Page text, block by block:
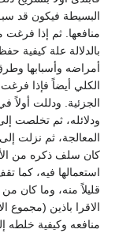
البسيطة فيكون قد
منافعها. ثم إذا
بالدلالة علة كيفية
أمراضه وأسبابها
الكلي أيضاً فإذا
الجزئية. ودللت أولاً
ودلائله، ثم تخلصت
المعالجة، ثم نزلت
كان سلف ذكره من
استعمالها فيه، كما
قليلاً منه، وما كان
الاقرا باذين (مجموع
منافعه وكيفية خلطه